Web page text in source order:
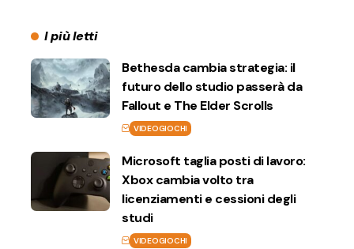
I più letti
Bethesda cambia strategia: il
futuro dello studio passerà da
Fallout e The Elder Scrolls
VIDEOGIOCHI
Microsoft taglia posti di lavoro:
Xbox cambia volto tra
licenziamenti e cessioni degli
studi
VIDEOGIOCHI